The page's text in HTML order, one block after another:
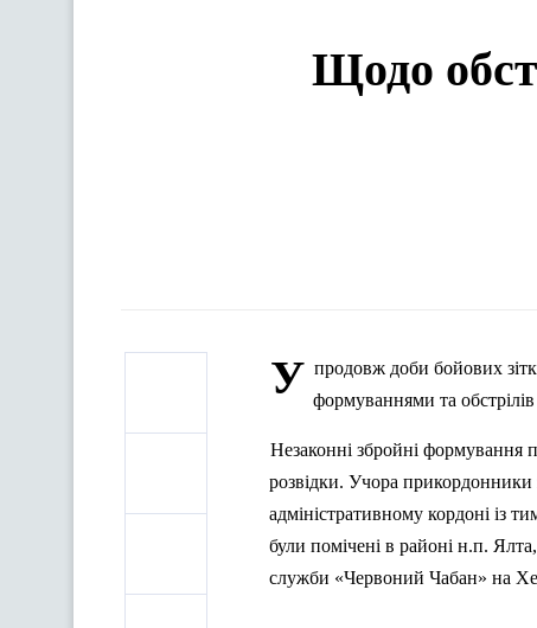
Щодо
У продовж доби бойових
формуваннями та
Незаконні збройні
розвідки. Учора прикордонники
адміністративному кордоні із
були помічені в районі н.п.
служби «Червоний Чабан» на